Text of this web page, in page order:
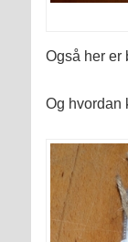
Også her er
Og hvordan